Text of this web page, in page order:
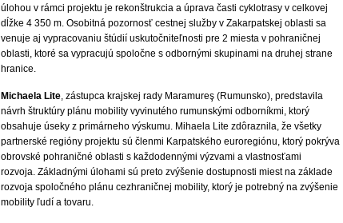
úlohou v rámci projektu je rekonštrukcia a úprava časti cyklotrasy v celkovej
dĺžke 4 350 m. Osobitná pozornosť cestnej služby v Zakarpatskej oblasti sa
venuje aj vypracovaniu štúdií uskutočniteľnosti pre 2 miesta v pohraničnej
oblasti, ktoré sa vypracujú spoločne s odbornými skupinami na druhej strane
hranice.
Michaela Lite, zástupca krajskej rady Maramureş (Rumunsko), predstavila
návrh štruktúry plánu mobility vyvinutého rumunskými odborníkmi, ktorý
obsahuje úseky z primárneho výskumu. Mihaela Lite zdôraznila, že všetky
partnerské regióny projektu sú členmi Karpatského euroregiónu, ktorý pokrýva
obrovské pohraničné oblasti s každodennými výzvami a vlastnosťami
rozvoja. Základnými úlohami sú preto zvýšenie dostupnosti miest na základe
rozvoja spoločného plánu cezhraničnej mobility, ktorý je potrebný na zvýšenie
mobility ľudí a tovaru.